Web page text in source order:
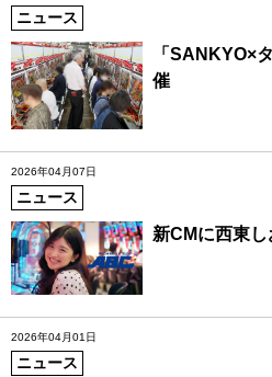
ニュース
「SANKYO×
催
2026年04月07日
ニュース
新CMに西東
2026年04月01日
ニュース